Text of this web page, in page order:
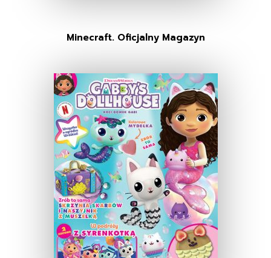
Minecraft. Oficjalny Magazyn